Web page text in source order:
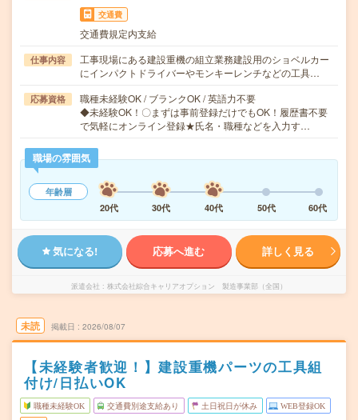
交通費
交通費規定内支給
仕事内容
工事現場にある建設重機の組立業務建設用のショベルカー
にインパクトドライバーやモンキーレンチなどの工具…
応募資格
職種未経験OK / ブランクOK / 英語力不要
◆未経験OK！〇まずは事前登録だけでもOK！履歴書不要
で気軽にオンライン登録★氏名・職種などを入力す…
職場の雰囲気
年齢層
20代
30代 40代 50代 60代
気になる! 応募へ進む 詳しく見る
派遣会社 株式会社綜合キャリアオプション 製造事業部（全国）
未読 掲載日 2026/08/07
【未経験者歓迎！】建設重機パーツの工具組
付け/日払いOK
職種未経験OK 交通費別途支給あり 土日祝日が休み WEB登録OK